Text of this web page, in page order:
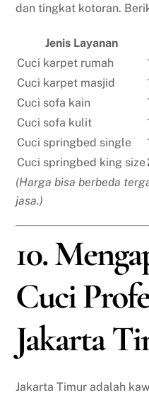
dan tingkat kotoran.
Jenis Layanan
Cuci karpet rumah
Cuci karpet masjid
Cuci sofa kain
Cuci sofa kulit
Cuci springbed single
Cuci springbed king size
(Harga bisa berbeda
jasa.)
10.
Cuci
Jakarta
Jakarta Timur adalah